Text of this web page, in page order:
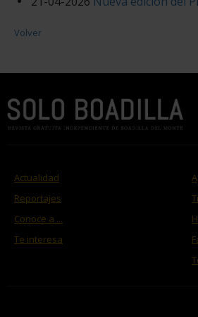
Volver
Actualidad
Reportajes
Conoce a ...
Te interesa